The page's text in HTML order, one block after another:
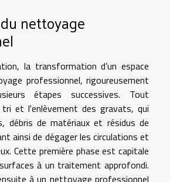
nettoyage
la transformation d’un espace
professionnel, rigoureusement
étapes successives. Tout
tri et l'enlèvement des gravats, qui
débris de matériaux et résidus de
ainsi de dégager les circulations et
Cette première phase est capitale
à un traitement approfondi.
à un nettoyage professionnel